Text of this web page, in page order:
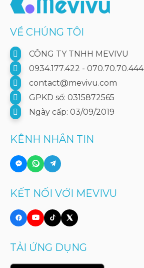
VỀ CHÚNG TÔI
CÔNG TY TNHH MEVIVU
0934.177.422 - 070.70.70.444
contact@mevivu.com
GPKD số: 0315872565
Ngày cấp: 03/09/2019
KÊNH NHẮN TIN
KẾT NỐI VỚI MEVIVU
TẢI ỨNG DỤNG